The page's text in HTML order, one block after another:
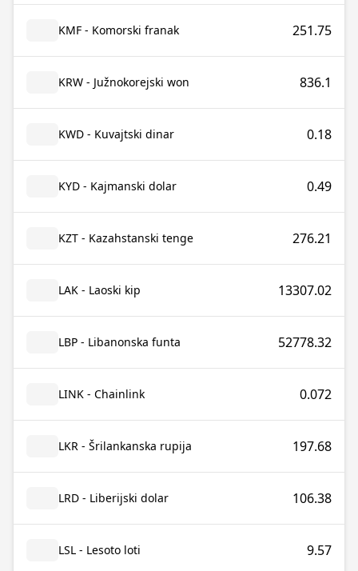
KMF - Komorski franak 251.75
KRW - Južnokorejski won 836.1
KWD - Kuvajtski dinar 0.18
KYD - Kajmanski dolar 0.49
KZT - Kazahstanski tenge 276.21
LAK - Laoski kip 13307.02
LBP - Libanonska funta 52778.32
LINK - Chainlink 0.072
LKR - Šrilankanska rupija 197.68
LRD - Liberijski dolar 106.38
LSL - Lesoto loti 9.57